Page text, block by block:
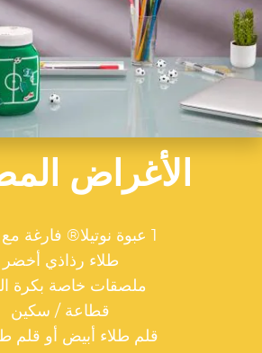
الأغراض
طلاء رذاذي أخضر
ملصقات خاصة بكرة
قطاعة / سكين
قلم طلاء أبيض أو قلم